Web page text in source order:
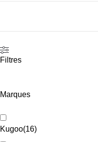
Filtres
Marques
Kugoo(16)